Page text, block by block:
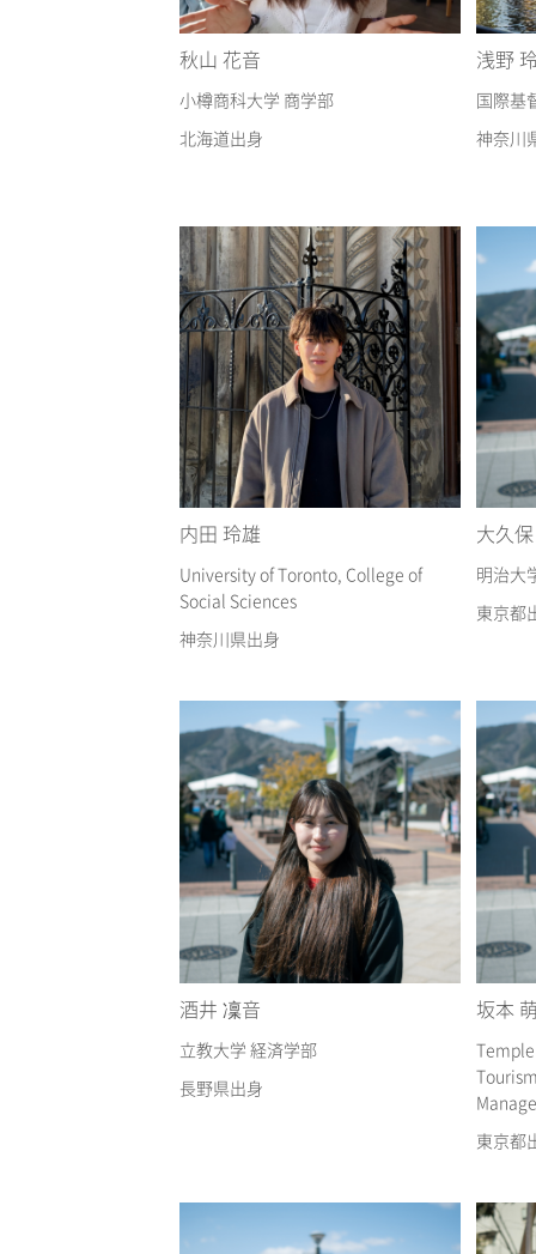
秋山 花音
小樽商科大学 商学部
北海道出身
浅野
国際基
神奈川
内田 玲雄
University of Toronto, College of
Social Sciences
神奈川県出身
大久
明治大
東京都
酒井 凜音
立教大学 経済学部
長野県出身
坂本
東京都